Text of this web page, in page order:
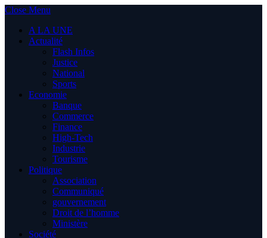
Close Menu
A LA UNE
Actualité
Flash Infos
Justice
National
Sports
Economie
Banque
Commerce
Finance
High-Tech
Industrie
Tourisme
Politique
Association
Communiqué
gouvernement
Droit de l’homme
Ministère
Société